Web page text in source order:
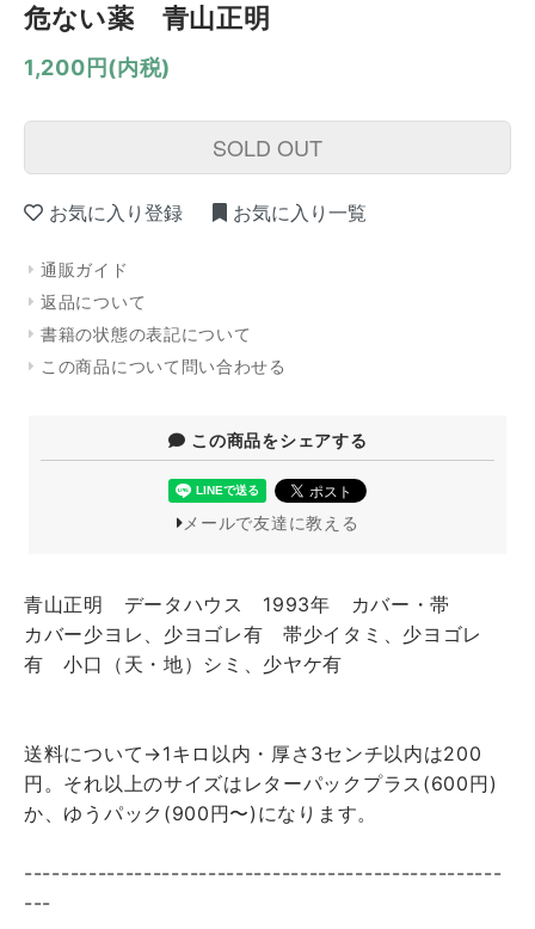
危ない薬 青山正明
1,200円(内税)
SOLD OUT
お気に入り登録 お気に入り一覧
通販ガイド
返品について
書籍の状態の表記について
この商品について問い合わせる
この商品をシェアする
メールで友達に教える
青山正明 データハウス 1993年 カバー・帯
カバー少ヨレ、少ヨゴレ有 帯少イタミ、少ヨゴレ
有 小口（天・地）シミ、少ヤケ有
送料について→1キロ以内・厚さ3センチ以内は200
円。それ以上のサイズはレターパックプラス(600円)
か、ゆうパック(900円〜)になります。
----------------------------------------------------
---